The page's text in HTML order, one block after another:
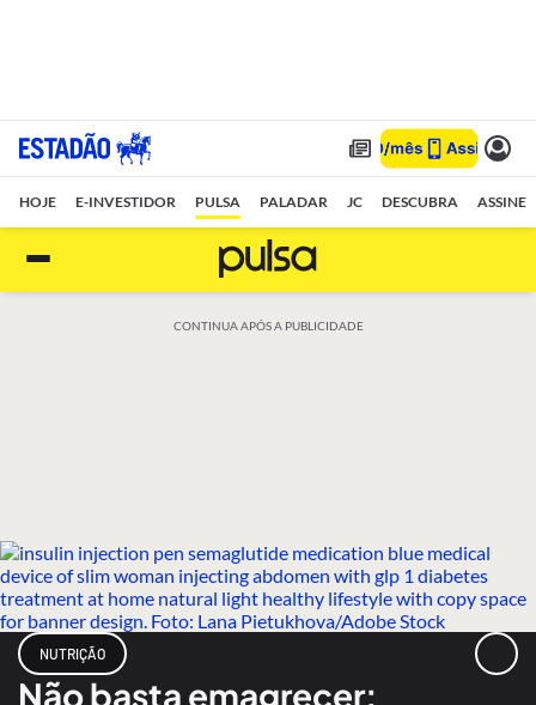
HOJE E-INVESTIDOR PULSA PALADAR JC DESCUBRA ASSINE
CONTINUA APÓS A PUBLICIDADE
NUTRIÇÃO
Não basta emagrecer: